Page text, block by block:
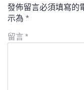
發佈留言必須填寫的
示為 *
留言 *